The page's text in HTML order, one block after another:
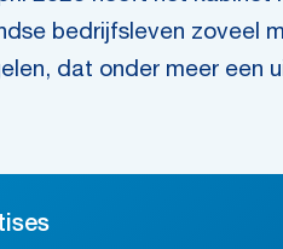
bedrijfsleven zoveel
dat onder meer een